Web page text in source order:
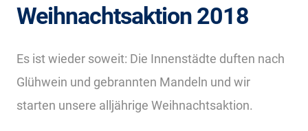
Weihnachtsaktion 2018
Es ist wieder soweit: Die Innenstädte duften nach
Glühwein und gebrannten Mandeln und wir
starten unsere alljährige Weihnachtsaktion.